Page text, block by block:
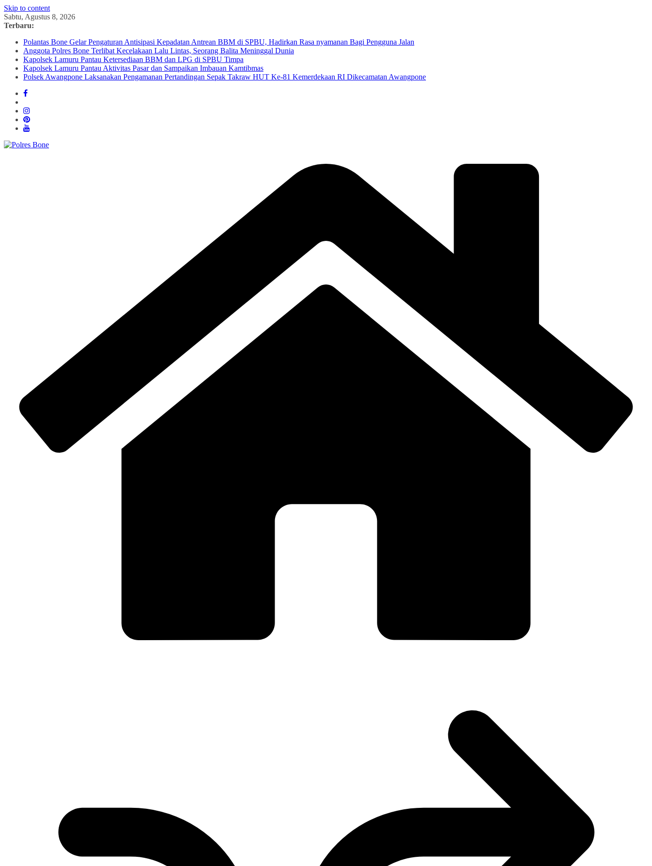
Skip to content
Sabtu, Agustus 8, 2026
Terbaru:
Polantas Bone Gelar Pengaturan Antisipasi Kepadatan Antrean BBM di SPBU, Hadirkan Rasa nyamanan Bagi Pengguna Jalan
Anggota Polres Bone Terlibat Kecelakaan Lalu Lintas, Seorang Balita Meninggal Dunia
Kapolsek Lamuru Pantau Ketersediaan BBM dan LPG di SPBU Timpa
Kapolsek Lamuru Pantau Aktivitas Pasar dan Sampaikan Imbauan Kamtibmas
Polsek Awangpone Laksanakan Pengamanan Pertandingan Sepak Takraw HUT Ke-81 Kemerdekaan RI Dikecamatan Awangpone